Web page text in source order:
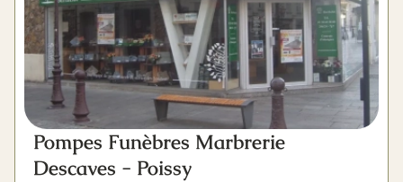
Pompes Funèbres Marbrerie
Descaves - Poissy